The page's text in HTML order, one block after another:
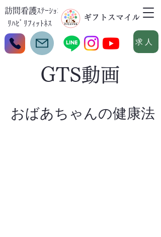
ﾘﾊﾋﾞﾘﾌｨｯﾄﾈｽ
訪問看護ｽﾃｰｼｮﾝ
​ギフトスマイル
求人
GTS動画
おばあちゃんの健康法